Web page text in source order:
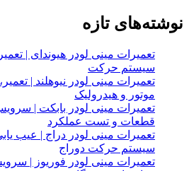
نوشته‌های تازه
تعمیرات مینی لودر هیوندای |
سیستم حرکت
تعمیرات مینی لودر نیوهلند |
موتور و هیدرولیک
تعمیرات مینی لودر بابکت |
قطعات و تست عملکرد
تعمیرات مینی لودر دراج | عیب
سیستم حرکت دوراج
تعمیرات مینی لودر فوریوز |